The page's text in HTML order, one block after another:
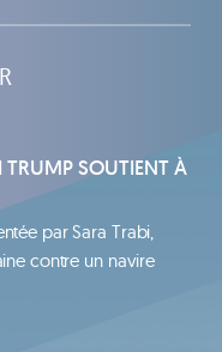
SOUTIENT À
par Sara Trabi,
contre un navire